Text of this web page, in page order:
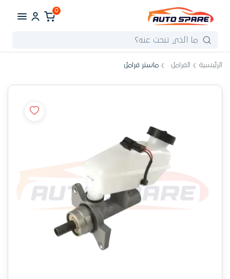
0
الرئيسية الفرامل ماستر فرامل